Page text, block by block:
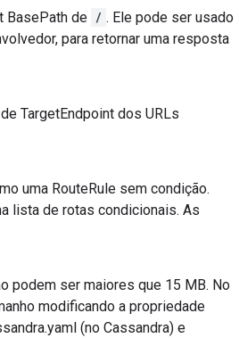
BasePath de / . Ele pode ser usado
para retornar uma resposta
TargetEndpoint dos URLs
uma RouteRule sem condição.
lista de rotas condicionais. As
podem ser maiores que 15 MB. No
modificando a propriedade
(no Cassandra) e